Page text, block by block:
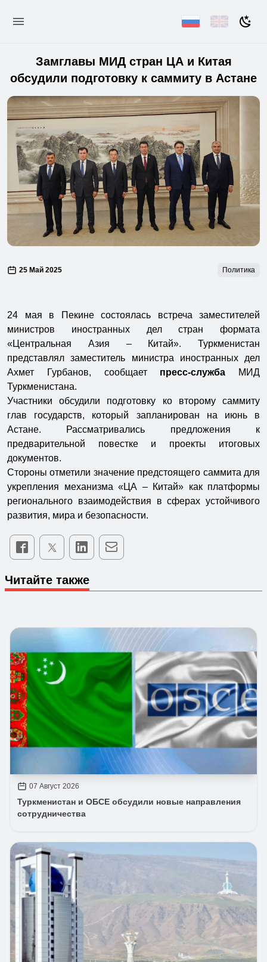
Замглавы МИД стран ЦА и Китая
обсудили подготовку к саммиту в Астане
25 Май 2025 Политика
24 мая в Пекине состоялась встреча заместителей
министров иностранных дел стран формата
«Центральная Азия – Китай». Туркменистан
представлял заместитель министра иностранных дел
Ахмет Гурбанов, сообщает пресс-служба МИД
Туркменистана.
Участники обсудили подготовку ко второму саммиту
глав государств, который запланирован на июнь в
Астане. Рассматривались предложения к
предварительной повестке и проекты итоговых
документов.
Стороны отметили значение предстоящего саммита для
укрепления механизма «ЦА – Китай» как платформы
регионального взаимодействия в сферах устойчивого
развития, мира и безопасности.
Читайте также
07 Август 2026
Туркменистан и ОБСЕ обсудили новые направления
сотрудничества